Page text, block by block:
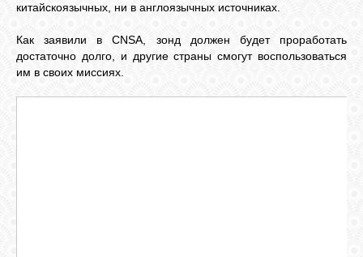
китайскоязычных, ни в англоязычных источниках.
Как заявили в CNSA, зонд должен будет проработать
достаточно долго, и другие страны смогут воспользоваться
им в своих миссиях.